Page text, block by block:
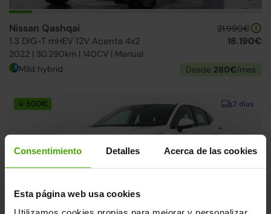
Consentimiento Detalles Acerca de las cookies
Esta página web usa cookies
Nissan Qashqai
1.3 DIG-T mHEV 12V Acenta 4x2
2022 | 30.290km | 140CV | Manual
21.990€
18.190€
Mild hybrid Desde 280€/mes
2 días
↓ 500€